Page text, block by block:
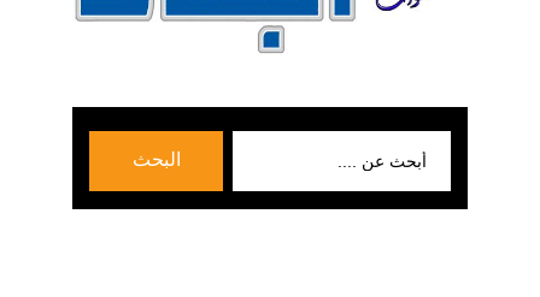
البحث